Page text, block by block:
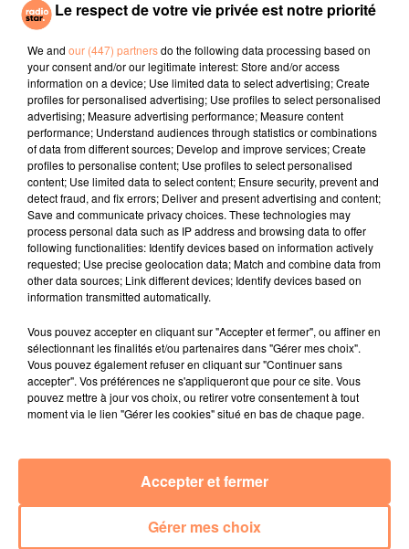
AMBRE
Je Me Demande
EVERYTHING BUT THE
Missing
ANGELE, JUSTICE
l'horoscope
Bélier Taureau Gémeaux
Le respect de votre vie privée est notre priorité
We and our (447) partnersdo the following data processing based on
your consent and/or our legitimate interest: Store and/or access
information on a device; Use limited data to select advertising; Create
profiles for personalised advertising; Use profiles to select personalised
advertising; Measure advertising performance; Measure content
performance; Understand audiences through statistics or combinations
of data from different sources; Develop and improve services; Create
profiles to personalise content; Use profiles to select personalised
content; Use limited data to select content; Ensure security, prevent and
detect fraud, and fix errors; Deliver and present advertising and content;
Save and communicate privacy choices. These technologies may
process personal data such as IP address and browsing data to offer
following functionalities: Identify devices based on information actively
requested; Use precise geolocation data; Match and combine data from
other data sources; Link different devices; Identify devices based on
information transmitted automatically.
Vous pouvez accepter en cliquant sur "Accepter et fermer", ou affiner en
sélectionnant les finalités et/ou partenaires dans "Gérer mes choix".
Vous pouvez également refuser en cliquant sur "Continuer sans
accepter". Vos préférences ne s'appliqueront que pour ce site. Vous
pouvez mettre à jour vos choix, ou retirer votre consentement à tout
moment via le lien "Gérer les cookies" situé en bas de chaque page.
Gérer mes choix
Accepter et fermer